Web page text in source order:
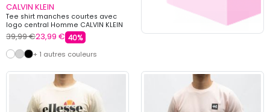
CALVIN KLEIN
Tee shirt manches courtes avec
logo central Homme CALVIN KLEIN
39,99 €23,99 € 40%
+ 1 autres couleurs